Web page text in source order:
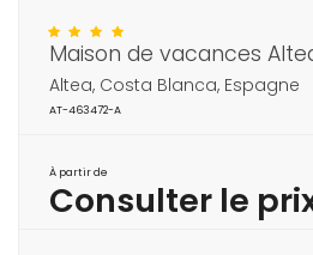
Maison de vacances
Altea, Costa Blanca, Espagne
AT-463472-A
À partir de
Consulter le